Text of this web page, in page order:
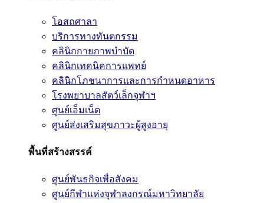
โอสถศาลา
บริการทางทันตกรรม
คลินิกกายภาพบำบัด
คลินิกเทคนิคการแพทย์
คลินิกโภชนาการและการกำหนดอาหาร
โรงพยาบาลสัตว์เล็กจุฬาฯ
ศูนย์เอ็มเน็ต
ศูนย์ส่งเสริมสุขภาวะผู้สูงอายุ
พื้นที่สร้างสรรค์
ศูนย์พันธกิจเพื่อสังคม
ศูนย์กีฬาแห่งจุฬาลงกรณ์มหาวิทยาลัย